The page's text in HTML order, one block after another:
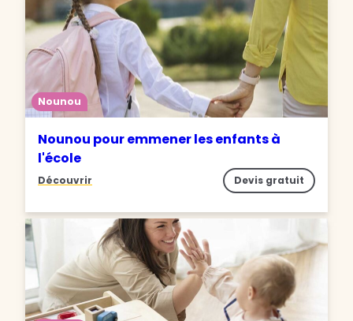
Nounou
Nounou pour emmener les enfants à
l'école
Découvrir Devis gratuit